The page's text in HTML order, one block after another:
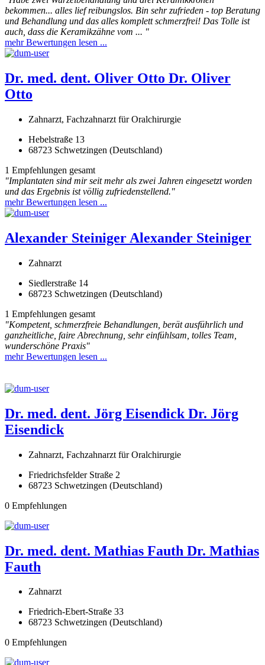
bekommen... alles lief reibungslos. Bin sehr zufrieden - top Beratung
und Behandlung und das alles komplett schmerzfrei! Das Tolle ist
auch, dass die Keramikzähne vom ... "
mehr Bewertungen lesen ...
Dr. med. dent. Oliver Otto Dr. Oliver
Otto
Zahnarzt, Fachzahnarzt für Oralchirurgie
Hebelstraße 13
68723 Schwetzingen (Deutschland)
1 Empfehlungen gesamt
"Implantaten sind mir seit mehr als zwei Jahren eingesetzt worden
und das Ergebnis ist völlig zufriedenstellend."
mehr Bewertungen lesen ...
Alexander Steiniger Alexander Steiniger
Zahnarzt
Siedlerstraße 14
68723 Schwetzingen (Deutschland)
1 Empfehlungen gesamt
"Kompetent, schmerzfreie Behandlungen, berät ausführlich und
ganzheitliche, faire Abrechnung, sehr einfühlsam, tolles Team,
wunderschöne Praxis"
mehr Bewertungen lesen ...
Dr. med. dent. Jörg Eisendick Dr. Jörg
Eisendick
Zahnarzt, Fachzahnarzt für Oralchirurgie
Friedrichsfelder Straße 2
68723 Schwetzingen (Deutschland)
0 Empfehlungen
Dr. med. dent. Mathias Fauth Dr. Mathias
Fauth
Zahnarzt
Friedrich-Ebert-Straße 33
68723 Schwetzingen (Deutschland)
0 Empfehlungen